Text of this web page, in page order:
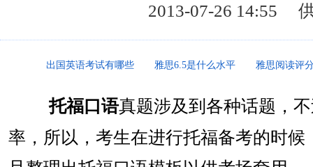
2013-07-26 14:55
出国英语考试有哪些 雅思6.5是什么水平 雅思阅读评
托福口语真题涉及到各种话题，
率，所以，考生在进行托福备考的时